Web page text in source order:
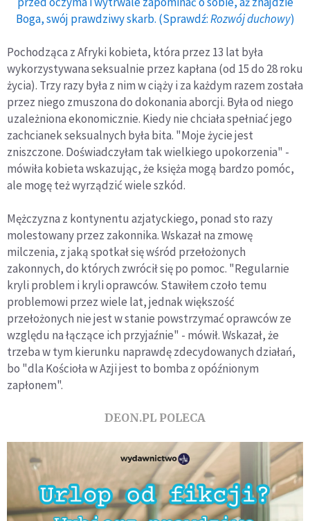
Boga, swój prawdziwy skarb. (Sprawdź:Rozwój duchowy)
Pochodząca z Afryki kobieta, która przez 13 lat była
wykorzystywana seksualnie przez kapłana (od 15 do 28 roku
życia). Trzy razy była z nim w ciąży i za każdym razem została
przez niego zmuszona do dokonania aborcji. Była od niego
uzależniona ekonomicznie. Kiedy nie chciała spełniać jego
zachcianek seksualnych była bita. "Moje życie jest
zniszczone. Doświadczyłam tak wielkiego upokorzenia" -
mówiła kobieta wskazując, że księża mogą bardzo pomóc,
ale mogę też wyrządzić wiele szkód.
Mężczyzna z kontynentu azjatyckiego, ponad sto razy
molestowany przez zakonnika. Wskazał na zmowę
milczenia, z jaką spotkał się wśród przełożonych
zakonnych, do których zwrócił się po pomoc. "Regularnie
kryli problem i kryli oprawców. Stawiłem czoło temu
problemowi przez wiele lat, jednak większość
przełożonych nie jest w stanie powstrzymać oprawców ze
względu na łączące ich przyjaźnie" - mówił. Wskazał, że
trzeba w tym kierunku naprawdę zdecydowanych działań,
bo "dla Kościoła w Azji jest to bomba z opóźnionym
zapłonem".
DEON.PL POLECA